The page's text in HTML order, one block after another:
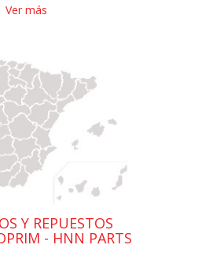
Ver más
Y REPUESTOS
- HNN PARTS